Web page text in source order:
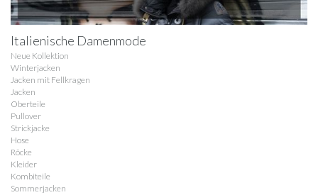
Italienische Damenmode
Neue Kollektion
Winterjacken
Jacken mit Fellkragen
Jacken
Oberteile
Pullover
Strickjacke
Hose
Röcke
Kleider
Kombiteile
Sommerjacken